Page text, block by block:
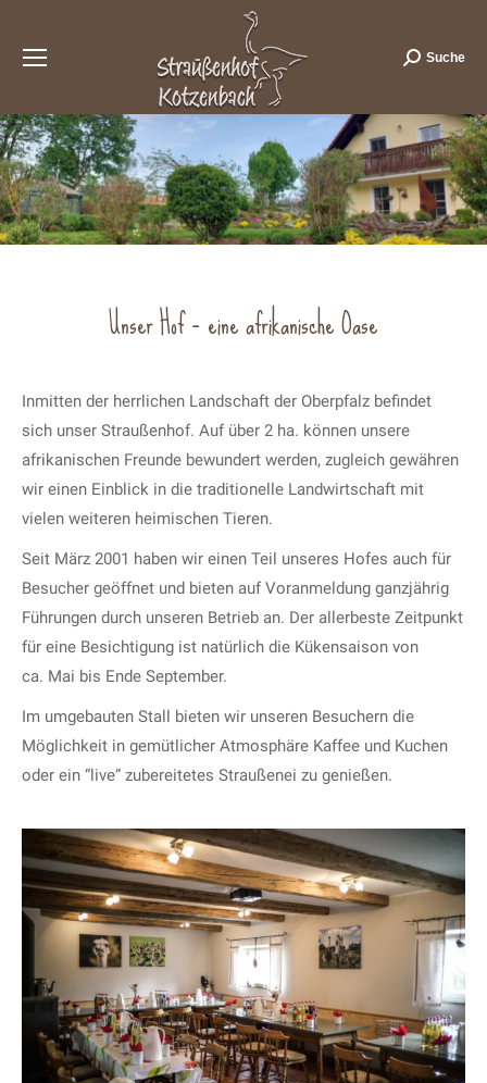
Search:
Suche
Unser Hof – eine afrikanische Oase
Inmitten der herrlichen Landschaft der Oberpfalz befindet
sich unser Straußenhof. Auf über 2 ha. können unsere
afrikanischen Freunde bewundert werden, zugleich gewähren
wir einen Einblick in die traditionelle Landwirtschaft mit
vielen weiteren heimischen Tieren.
Seit März 2001 haben wir einen Teil unseres Hofes auch für
Besucher geöffnet und bieten auf Voranmeldung ganzjährig
Führungen durch unseren Betrieb an. Der allerbeste Zeitpunkt
für eine Besichtigung ist natürlich die Kükensaison von
ca. Mai bis Ende September.
Im umgebauten Stall bieten wir unseren Besuchern die
Möglichkeit in gemütlicher Atmosphäre Kaffee und Kuchen
oder ein “live” zubereitetes Straußenei zu genießen.